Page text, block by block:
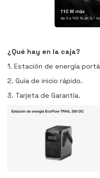
¿Qué hay en la caja?
1. Estación de energía
2. Guía de inicio rápido.
3. Tarjeta de Garantía.